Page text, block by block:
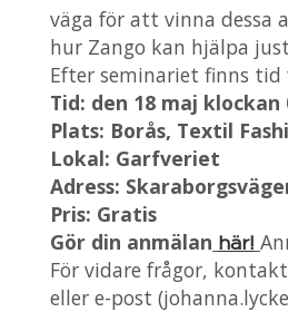
väga för att vinna dessa
hur Zango kan hjälpa
Efter seminariet finns tid
Tid: den 18 maj klockan
Plats: Borås, Textil
Lokal: Garfveriet
Adress:
Pris: Gratis
Gör din anmälan här!
För vidare frågor,
eller e-post